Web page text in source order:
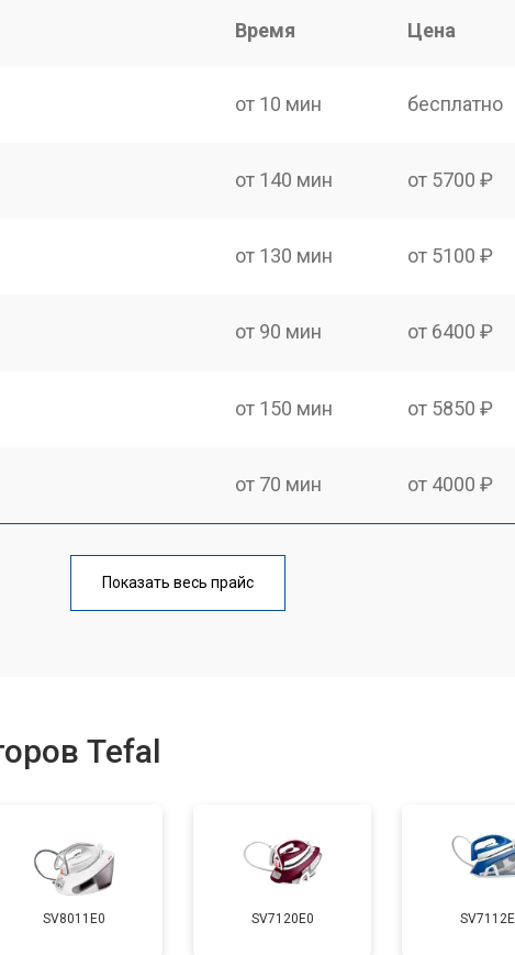
Время Цена
от 10 мин бесплатно
от 140 мин от 5700 ₽
от 130 мин от 5100 ₽
от 90 мин от 6400 ₽
от 150 мин от 5850 ₽
от 70 мин от 4000 ₽
от 110 мин
от 110 мин от 4150 ₽
Показать весь прайс
Tefal
SV8011E0 SV7120E0